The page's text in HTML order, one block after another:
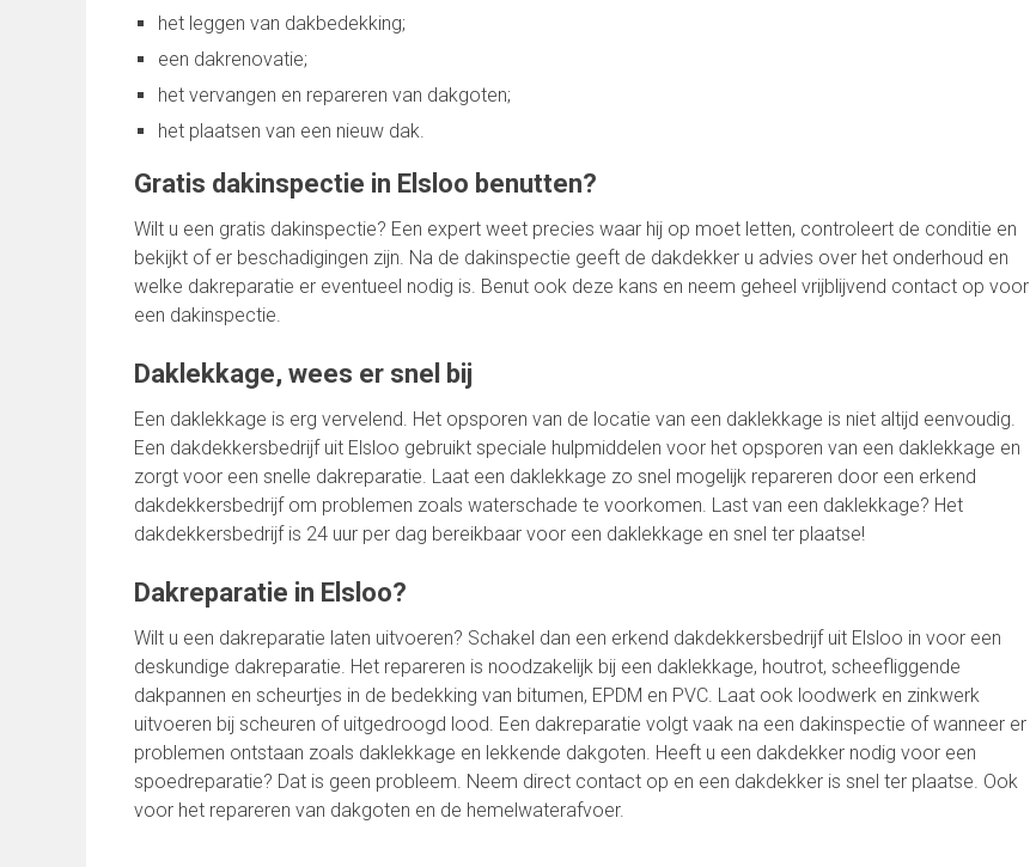
het leggen van dakbedekking;
een dakrenovatie;
het vervangen en repareren van dakgoten;
het plaatsen van een nieuw dak.
Gratis dakinspectie in Elsloo benutten?
Wilt u een gratis dakinspectie? Een expert weet precies waar hij op moet letten, controleert de conditie en
bekijkt of er beschadigingen zijn. Na de dakinspectie geeft de dakdekker u advies over het onderhoud en
welke dakreparatie er eventueel nodig is. Benut ook deze kans en neem geheel vrijblijvend contact op voor
een dakinspectie.
Daklekkage, wees er snel bij
Een daklekkage is erg vervelend. Het opsporen van de locatie van een daklekkage is niet altijd eenvoudig.
Een dakdekkersbedrijf uit Elsloo gebruikt speciale hulpmiddelen voor het opsporen van een daklekkage en
zorgt voor een snelle dakreparatie. Laat een daklekkage zo snel mogelijk repareren door een erkend
dakdekkersbedrijf om problemen zoals waterschade te voorkomen. Last van een daklekkage? Het
dakdekkersbedrijf is 24 uur per dag bereikbaar voor een daklekkage en snel ter plaatse!
Dakreparatie in Elsloo?
Wilt u een dakreparatie laten uitvoeren? Schakel dan een erkend dakdekkersbedrijf uit Elsloo in voor een
deskundige dakreparatie. Het repareren is noodzakelijk bij een daklekkage, houtrot, scheefliggende
dakpannen en scheurtjes in de bedekking van bitumen, EPDM en PVC. Laat ook loodwerk en zinkwerk
uitvoeren bij scheuren of uitgedroogd lood. Een dakreparatie volgt vaak na een dakinspectie of wanneer er
problemen ontstaan zoals daklekkage en lekkende dakgoten. Heeft u een dakdekker nodig voor een
spoedreparatie? Dat is geen probleem. Neem direct contact op en een dakdekker is snel ter plaatse. Ook
voor het repareren van dakgoten en de hemelwaterafvoer.